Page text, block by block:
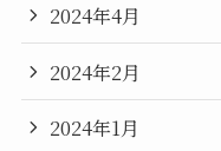
2024年4月
2024年2月
2024年1月